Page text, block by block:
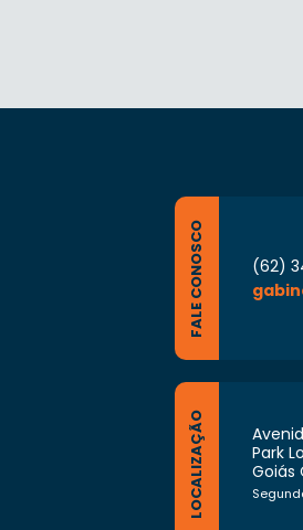
FALE CONOSCO
(62)
LOCALIZAÇÃO
Park
Goiás